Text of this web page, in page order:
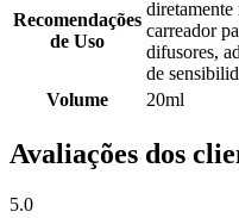
Recomendações
de Uso
diretamente
carreador
difusores,
de
Volume
20ml
Avaliações dos
5.0